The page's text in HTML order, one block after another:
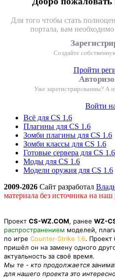
Для того чтобы стать
портала, вам
Создайте
Пройти
Уже зарегистрированны? А
Войти
Всё для CS 1.6
Плагины для CS 1.6
Зомби плагины для CS 1.6
Зомби классы для CS 1.6
Готовые сервера для CS 1.6
Моды для CS 1.6
Модели оружия для CS 1.6
2009-2026 Сайт разработал
материала без источника на
Проект CS-WZ.COM, ранее WZ-
распространением моделей,
по игре Counter-Strike 1.6. Проект
пришёл он на замену одного
актуальность за своё время.
Мы те - кто продолжается
для нашего проекта это